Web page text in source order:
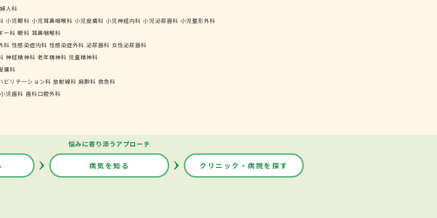
婦人科
小児眼科 小児耳鼻咽喉科 小児皮膚科 小児神経内科 小児泌尿器科 小児整形外科
ー科 眼科 耳鼻咽喉科
科 性感染症内科 性感染症外科 泌尿器科 女性泌尿器科
神経精神科 老年精神科 児童精神科
膚科
ビリテーション科 放射線科 麻酔科 救急科
小児歯科 歯科口腔外科
悩みに寄り添うアプローチ
病気を知る クリニック・病院を探す